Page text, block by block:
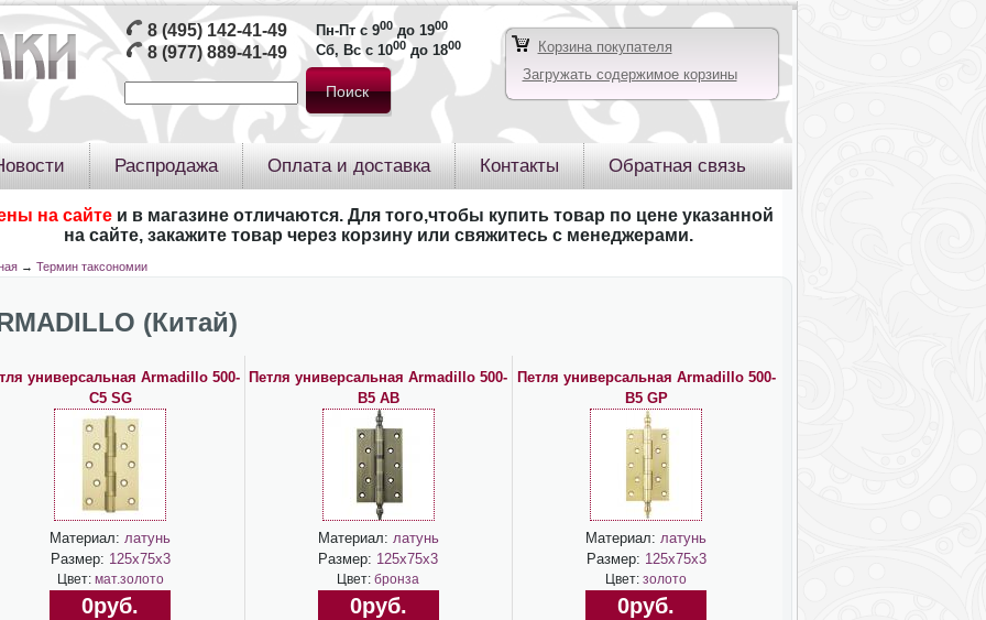
8 (495) 142-41-49
8 (977) 889-41-49
Пн-Пт с 900до 1900
Сб, Вс с 1000до 1800
Корзина покупателя
Загружать содержимое корзины
Распродажа Оплата и доставка Контакты Обратная связь
на сайте и в магазине отличаются. Для того,чтобы купить товар по цене указанной
на сайте, закажите товар через корзину или свяжитесь с менеджерами.
→Термин таксономии
(Китай)
универсальная Armadillo 500-
C5 SG
Материал: латунь
Размер: 125х75х3
Цвет: мат.золото
0руб.
Петля универсальная Armadillo 500-
B5 AB
Материал: латунь
Размер: 125х75х3
Цвет: бронза
0руб.
Петля универсальная Armadillo 500-
B5 GP
Материал: латунь
Размер: 125х75х3
Цвет: золото
0руб.